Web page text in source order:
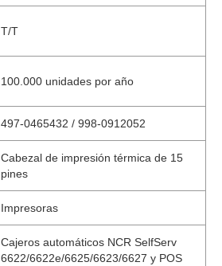
T/T
100.000 unidades por año
497-0465432 / 998-0912052
Cabezal de impresión térmica de 15
pines
Impresoras
Cajeros automáticos NCR SelfServ
6622/6622e/6625/6623/6627 y POS